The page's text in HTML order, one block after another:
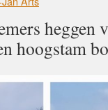
heggen
hoogstam